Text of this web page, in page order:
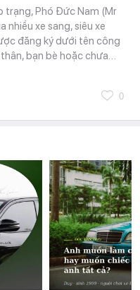
trạng, Phó Đức Nam (Mr
nhiều xe sang, siêu xe
đăng ký dưới tên công
bạn bè hoặc chưa…
0